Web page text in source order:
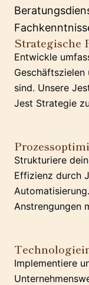
Strategische
Entwickle
sind. Unsere
Jest Strategie
Strukturiere
Effizienz durch
Anstrengungen
Implementiere